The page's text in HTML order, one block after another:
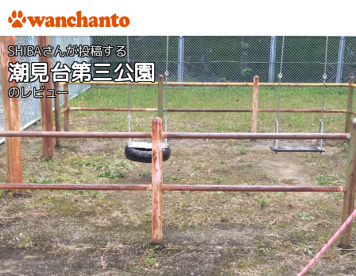
SHIBAさんが投稿する
潮見台第三公園
のレビュー